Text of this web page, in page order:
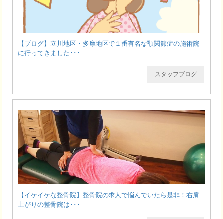
【ブログ】立川地区・多摩地区で１番有名な顎関節症の施術院
に行ってきました･･･
スタッフブログ
【イケイケな整骨院】整骨院の求人で悩んでいたら是非！右肩
上がりの整骨院は･･･